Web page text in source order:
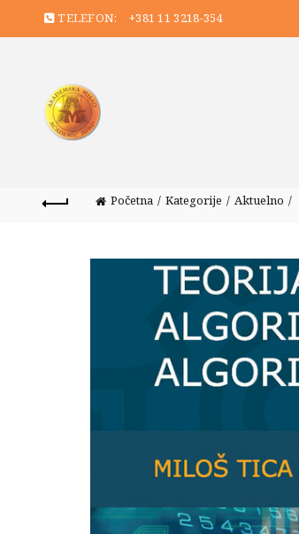
TELEFON: +381 11 3218-354
Početna Kategorije Aktuelno